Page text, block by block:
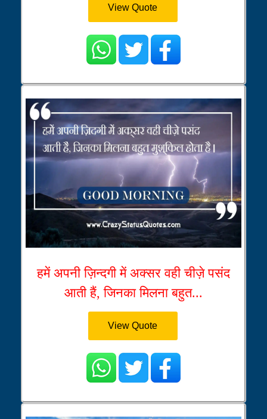
View Quote
हमें अपनी ज़िन्दगी में अक्सर वही चीज़े पसंद
आती हैं, जिनका मिलना बहुत...
View Quote